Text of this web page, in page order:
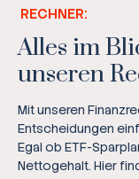
RECHNER:
Alles im
unseren
Mit unseren
Entscheidungen
Egal ob ETF-
Nettogehalt. Hier